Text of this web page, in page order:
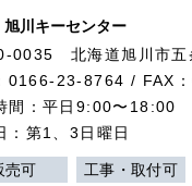
旭川キーセンター
0035 北海道旭川市五
0166-23-8764 / FAX
間：平日9:00〜18:00
：第1、3日曜日
売可 工事・取付可